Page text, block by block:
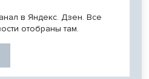
в Яндекс. Дзен. Все
отобраны там.